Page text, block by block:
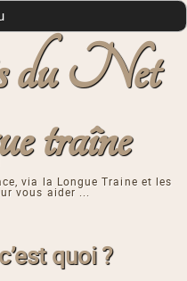
du Net
traîne
via la Longue Traine et les
vous aider ...
quoi ?